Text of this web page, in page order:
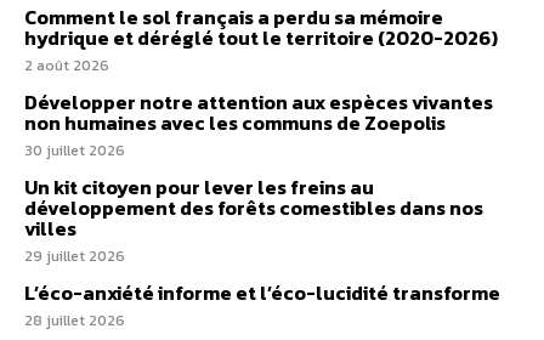
Comment le sol français a perdu sa mémoire
hydrique et déréglé tout le territoire (2020-2026)
2 août 2026
Développer notre attention aux espèces vivantes
non humaines avec les communs de Zoepolis
30 juillet 2026
Un kit citoyen pour lever les freins au
développement des forêts comestibles dans nos
villes
29 juillet 2026
L’éco-anxiété informe et l’éco-lucidité transforme
28 juillet 2026